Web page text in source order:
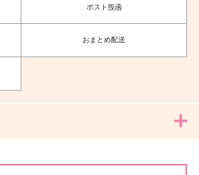
ポスト投函
おまとめ配送